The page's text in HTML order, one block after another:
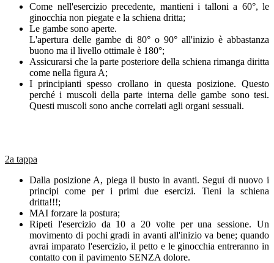
Come nell'esercizio precedente, mantieni i talloni a 60°, le
ginocchia non piegate e la schiena dritta;
Le gambe sono aperte.
L'apertura delle gambe di 80° o 90° all'inizio è abbastanza
buono ma il livello ottimale è 180°;
Assicurarsi che la parte posteriore della schiena rimanga diritta
come nella figura A;
I principianti spesso crollano in questa posizione. Questo
perché i muscoli della parte interna delle gambe sono tesi.
Questi muscoli sono anche correlati agli organi sessuali.
2a tappa
Dalla posizione A, piega il busto in avanti. Segui di nuovo i
principi come per i primi due esercizi. Tieni la schiena
dritta!!!;
MAI forzare la postura;
Ripeti l'esercizio da 10 a 20 volte per una sessione. Un
movimento di pochi gradi in avanti all'inizio va bene; quando
avrai imparato l'esercizio, il petto e le ginocchia entreranno in
contatto con il pavimento SENZA dolore.